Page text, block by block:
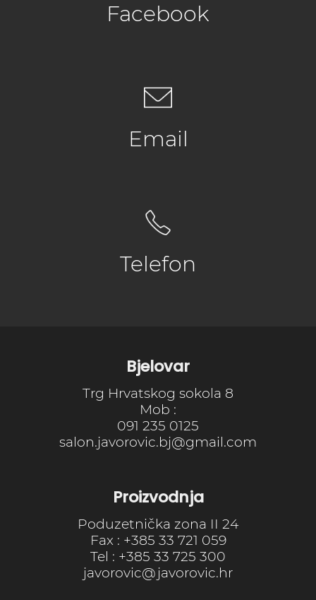
Facebook
Email
Telefon
Bjelovar
Trg Hrvatskog sokola 8
Mob :
091 235 0125
salon.javorovic.bj@gmail.com
Proizvodnja
Poduzetnička zona II 24
Fax : +385 33 721 059
Tel : +385 33 725 300
javorovic@javorovic.hr